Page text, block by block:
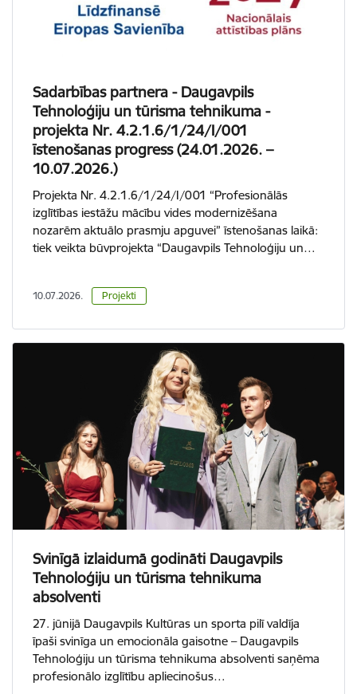
Sadarbības partnera - Daugavpils
Tehnoloģiju un tūrisma tehnikuma -
projekta Nr. 4.2.1.6/1/24/I/001
īstenošanas progress (24.01.2026. –
10.07.2026.)
Projekta Nr. 4.2.1.6/1/24/I/001 “Profesionālās
izglītības iestāžu mācību vides modernizēšana
nozarēm aktuālo prasmju apguvei” īstenošanas laikā:
tiek veikta būvprojekta “Daugavpils Tehnoloģiju un…
10.07.2026. Projekti
Svinīgā izlaidumā godināti Daugavpils
Tehnoloģiju un tūrisma tehnikuma
absolventi
27. jūnijā Daugavpils Kultūras un sporta pilī valdīja
īpaši svinīga un emocionāla gaisotne – Daugavpils
Tehnoloģiju un tūrisma tehnikuma absolventi saņēma
profesionālo izglītību apliecinošus…